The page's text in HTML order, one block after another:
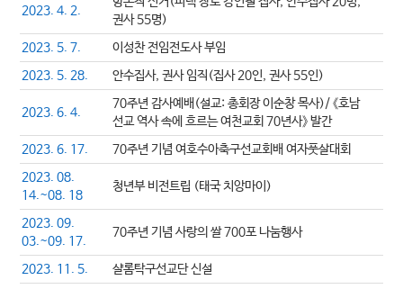
2023. 4. 2.
권사 55명)
2023. 5. 7.
이성찬 전임전도사 부임
2023. 5. 28.
안수집사, 권사 임직(집사 20인, 권사 55인)
2023. 6. 4.
70주년 감사예배(설교: 총회장 이순창 목사)/ 《호남
선교 역사 속에 흐르는 여천교회 70년사》 발간
2023. 6. 17.
70주년 기념 여호수아축구선교회배 여자풋살대회
2023. 08.
14.~08. 18
청년부 비전트립 (태국 치앙마이)
2023. 09.
03.~09. 17.
70주년 기념 사랑의 쌀 700포 나눔행사
2023. 11. 5. 샬롬탁구선교단 신설